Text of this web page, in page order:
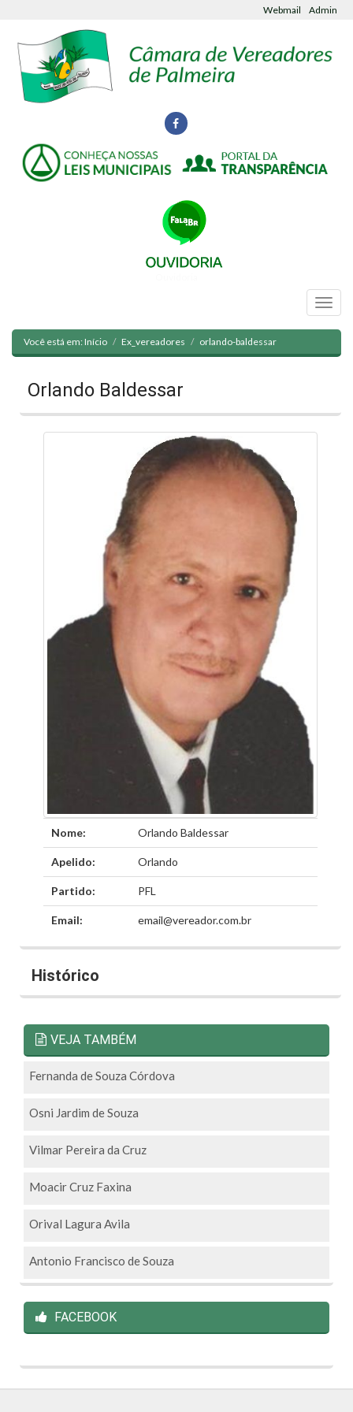
Webmail Admin
Você está em:Início Ex_vereadores orlando-baldessar
Orlando Baldessar
Nome: Orlando Baldessar
Apelido: Orlando
Partido: PFL
Email: email@vereador.com.br
Histórico
VEJA TAMBÉM
Fernanda de Souza Córdova
Osni Jardim de Souza
Vilmar Pereira da Cruz
Moacir Cruz Faxina
Orival Lagura Avila
Antonio Francisco de Souza
FACEBOOK